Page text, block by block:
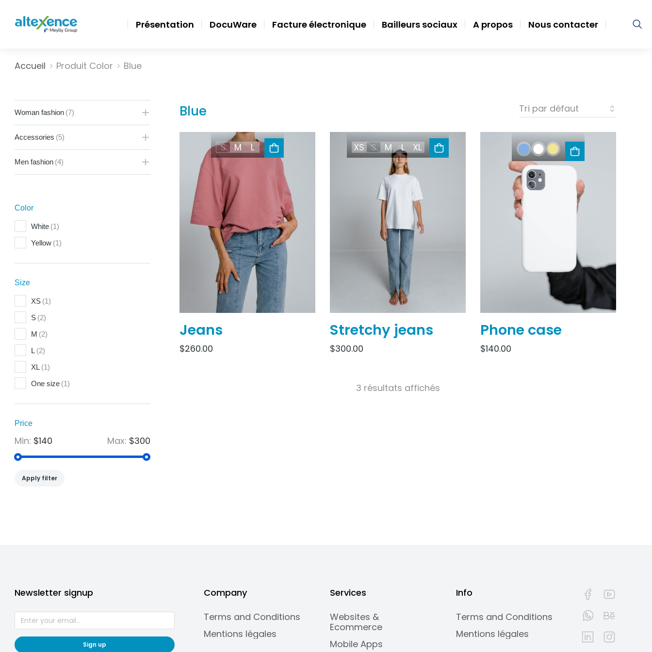
Présentation DocuWare Facture électronique Bailleurs sociaux A propos Nous contacter
Vous êtes ici :
Accueil Produit Color Blue
Woman fashion (7)
Accessories (5)
Men fashion (4)
Color
White (1)
Yellow (1)
Size
XS (1)
S (2)
M (2)
L (2)
XL (1)
One size (1)
Price
Min: $140 Max: $300
Apply filter
Blue
S M L
Jeans
$260.00
XS S M L XL
Stretchy jeans
$300.00
Phone case
$140.00
3 résultats affichés
Newsletter signup
Sign up
Company
Terms and Conditions
Mentions légales
Services
Websites &
Ecommerce
Mobile Apps
Info
Terms and Conditions
Mentions légales